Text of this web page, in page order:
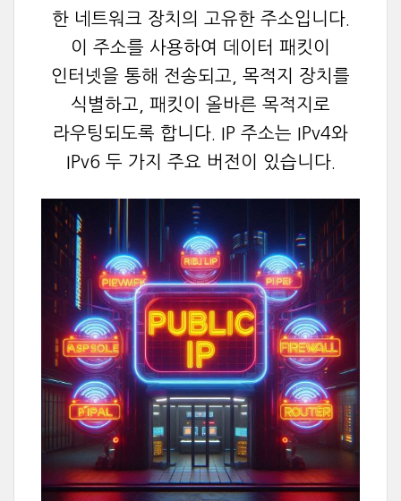
한 네트워크 장치의 고유한 주소입니다.
이 주소를 사용하여 데이터 패킷이
인터넷을 통해 전송되고, 목적지 장치를
식별하고, 패킷이 올바른 목적지로
라우팅되도록 합니다. IP 주소는 IPv4와
IPv6 두 가지 주요 버전이 있습니다.